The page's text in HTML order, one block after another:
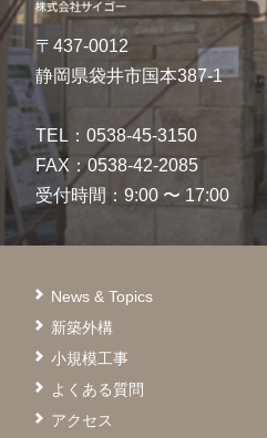
〒437-0012
静岡県袋井市国本387-1
TEL：0538-45-3150
FAX：0538-42-2085
受付時間：9:00 〜 17:00
News & Topics
新築外構
小規模工事
よくある質問
アクセス